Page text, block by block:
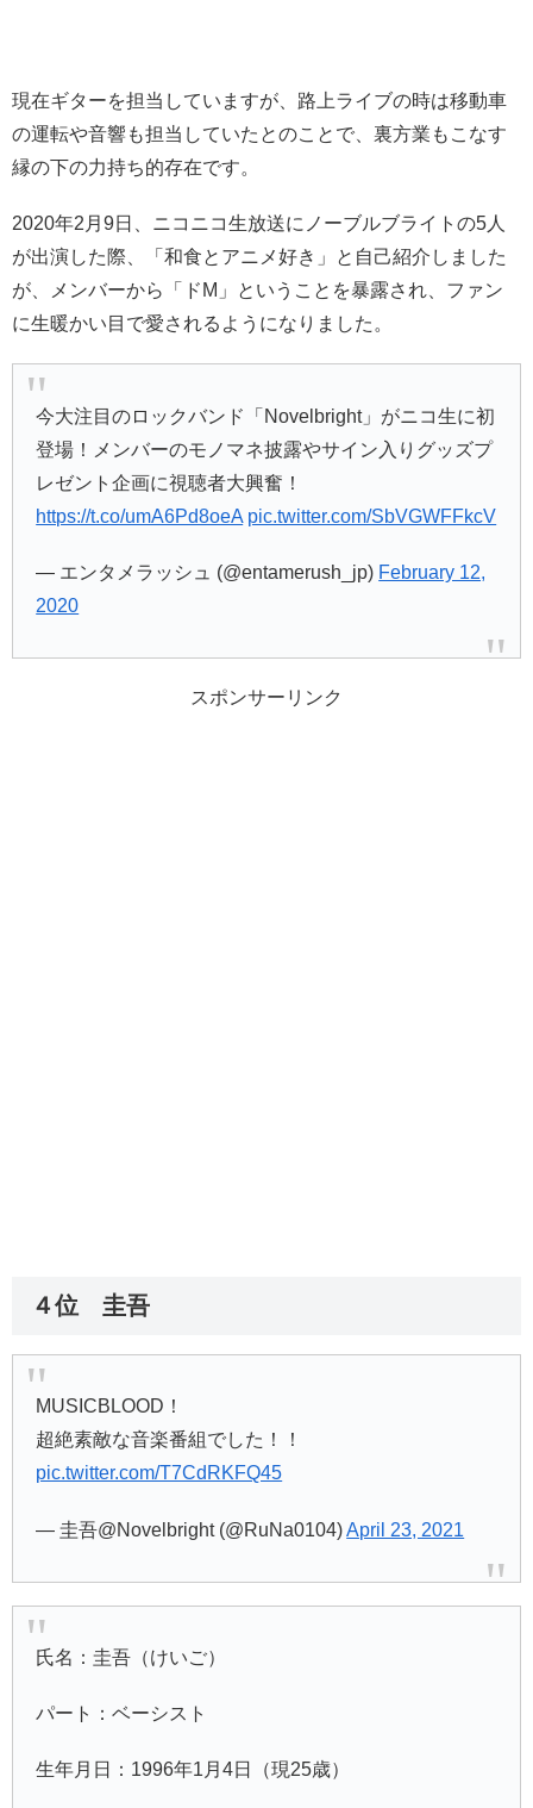
現在ギターを担当していますが、路上ライブの時は移動車
の運転や音響も担当していたとのことで、裏方業もこなす
縁の下の力持ち的存在です。
2020年2月9日、ニコニコ生放送にノーブルブライトの5人
が出演した際、「和食とアニメ好き」と自己紹介しました
が、メンバーから「ドМ」ということを暴露され、ファン
に生暖かい目で愛されるようになりました。
今大注目のロックバンド「Novelbright」がニコ生に初
登場！メンバーのモノマネ披露やサイン入りグッズプ
レゼント企画に視聴者大興奮！
https://t.co/umA6Pd8oeA pic.twitter.com/SbVGWFFkcV
— エンタメラッシュ (@entamerush_jp) February 12,
2020
スポンサーリンク
４位 圭吾
MUSICBLOOD！
超絶素敵な音楽番組でした！！
pic.twitter.com/T7CdRKFQ45
— 圭吾@Novelbright (@RuNa0104)April 23, 2021
氏名：圭吾（けいご）
パート：ベーシスト
生年月日：1996年1月4日（現25歳）